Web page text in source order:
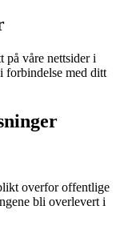
på våre nettsider i
forbindelse med ditt
overfor offentlige
bli overlevert i